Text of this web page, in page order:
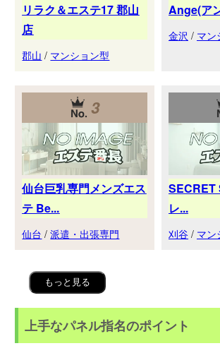
リラク＆エステ17 郡山
店
郡山 / マンション型
Ange(ア
金沢 / マン
3
仙台巨乳専門メンズエス
テ Be...
仙台 /派遣・出張専門
SECRET
レ...
刈谷 / マン
もっと見る
上手なパネル指名のポイント